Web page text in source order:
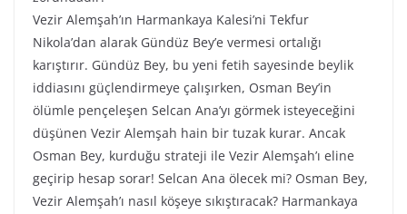
Vezir Alemşah’ın Harmankaya Kalesi’ni Tekfur
Nikola’dan alarak Gündüz Bey’e vermesi ortalığı
karıştırır. Gündüz Bey, bu yeni fetih sayesinde beylik
iddiasını güçlendirmeye çalışırken, Osman Bey’in
ölümle pençeleşen Selcan Ana’yı görmek isteyeceğini
düşünen Vezir Alemşah hain bir tuzak kurar. Ancak
Osman Bey, kurduğu strateji ile Vezir Alemşah’ı eline
geçirip hesap sorar! Selcan Ana ölecek mi? Osman Bey,
Vezir Alemşah’ı nasıl köşeye sıkıştıracak? Harmankaya